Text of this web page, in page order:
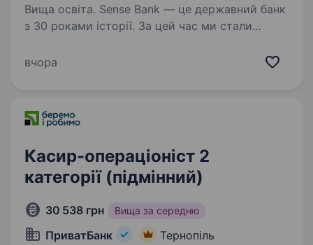
Вища освіта. Sense Bank — це державний банк
з 30 роками історії. За цей час ми стали
з 4000 людей, де кожен присвячений місії —
вчора
Касир-операціоніст 2
категорії (підмінний)
30 538 грн Вища за середню
ПриватБанк Тернопіль